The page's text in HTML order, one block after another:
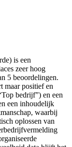
is een
zeer hoog
5 beoordelingen.
maar positief en
bedrijf”) en een
een inhoudelijk
waarbij
oplossen van